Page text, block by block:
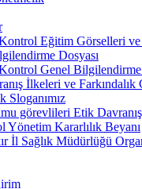
Eğitim Görselleri ve
Dosyası
Genel Bilgilendirme
İlkeleri ve Farkındalık
Sloganımız
görevlileri Etik
Yönetim Kararlılık Beyanı
İl Sağlık Müdürlüğü